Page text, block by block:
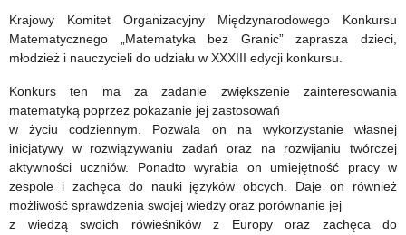
Krajowy Komitet Organizacyjny Międzynarodowego Konkursu
Matematycznego „Matematyka bez Granic” zaprasza dzieci,
młodzież i nauczycieli do udziału w XXXIII edycji konkursu.
Konkurs ten ma za zadanie zwiększenie zainteresowania
matematyką poprzez pokazanie jej zastosowań
w życiu codziennym. Pozwala on na wykorzystanie własnej
inicjatywy w rozwiązywaniu zadań oraz na rozwijaniu twórczej
aktywności uczniów. Ponadto wyrabia on umiejętność pracy w
zespole i zachęca do nauki języków obcych. Daje on również
możliwość sprawdzenia swojej wiedzy oraz porównanie jej
z wiedzą swoich rówieśników z Europy oraz zachęca do
Różewicz
tle
historii
Polski
i
polskiej